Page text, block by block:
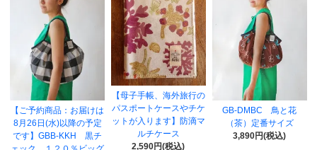
【ご予約商品：お届けは
8月26日(水)以降の予定
です】GBB-KKH 黒チ
【母子手帳、海外旅行の
パスポートケースやチケ
ットが入ります】防滴マ
ルチケース
2,590円(税込)
GB-DMBC 鳥と花
（茶）定番サイズ
3,890円(税込)